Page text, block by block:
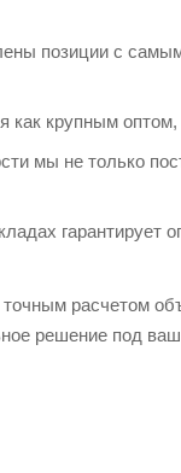
позиции с
как крупным
мы не только
гарантирует
расчетом
решение под